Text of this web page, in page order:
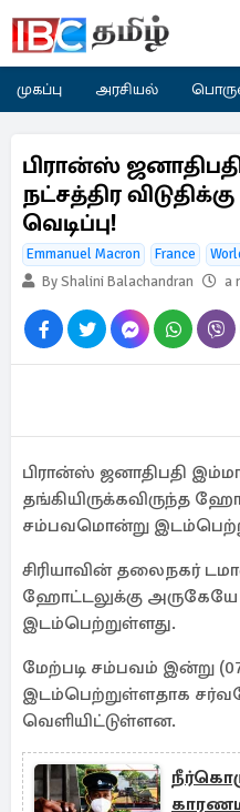
முகப்பு அரசியல்
பிரான்ஸ்
நட்சத்திர
வெடிப்பு!
Emmanuel Macron France
By Shalini Balachandran
a
பிரான்ஸ் ஜனாதிபதி
தங்கியிருக்கவிருந்த
சம்பவமொன்று
சிரியாவின் தலைநகர்
ஹோட்டலுக்கு
இடம்பெற்றுள்ளது.
மேற்படி சம்பவம் இன்று
இடம்பெற்றுள்ளதாக
வெளியிட்டுள்ளன.